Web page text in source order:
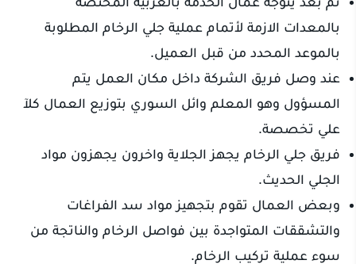
بالمعدات الازمة لأتمام عملية جلي الرخام المطلوبة
بالموعد المحدد من قبل العميل.
عند وصل فريق الشركة داخل مكان العمل يتم
المسؤول وهو المعلم وائل السوري بتوزيع العمال كلآ
علي تخصصة.
فريق جلي الرخام يجهز الجلاية واخرون يجهزون مواد
الجلي الحديث.
وبعض العمال تقوم بتجهيز مواد سد الفراغات
والتشققات المتواجدة بين فواصل الرخام والناتجة من
سوء عملية تركيب الرخام.